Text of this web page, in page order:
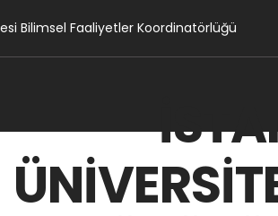
Bilimsel Faaliyetler Koordinatörlüğü